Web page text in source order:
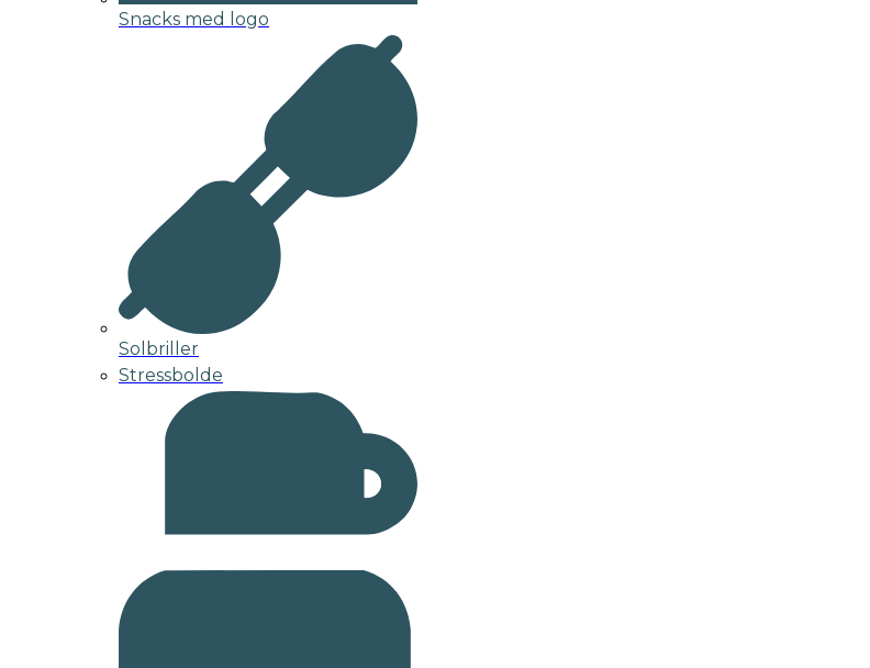
Snacks med logo
Solbriller
Stressbolde